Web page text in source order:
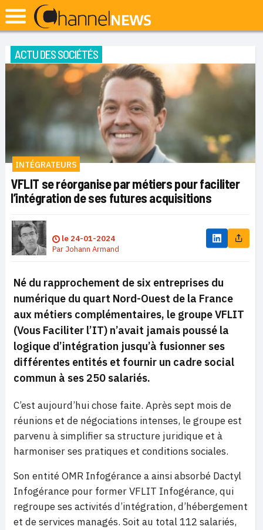
ACTU DES SOCIÉTÉS
INTÉGRATEURS
VFLIT se réorganise par métiers pour faciliter
l’intégration de ses futures acquisitions
le 24-01-2024
Par Johann Armand
Né du rapprochement de six entreprises du
numérique du quart Nord-Ouest de la France
aux métiers complémentaires, le groupe VFLIT
(Vous Faciliter l’IT) n’avait jamais poussé la
logique d’intégration jusqu’à fusionner ses
différentes entités et fournir un cadre social
commun à ses 250 salariés.
C’est aujourd’hui chose faite. Après sept mois de
réunions et de négociations intenses, le groupe est
parvenu à simplifier sa structure juridique et à
harmoniser ses pratiques et conditions sociales.
Son entité OMR Infogérance a ainsi absorbé Dactyl
Infogérance pour former VFLIT Infogérance, qui
regroupe ses activités d’intégration, d’hébergement
et de services managés. Soit au total 112 salariés,